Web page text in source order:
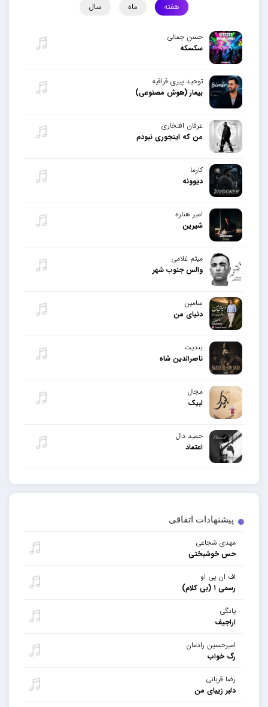
پیشنهادات اتفاقی
مهدی شجاعی
حس خوشبختی
اف ان پی او
رسمی ۱ (بی کلام)
یانگی
اراجیف
امیرحسین رادمان
رگ خواب
رضا قربانی
دلبر زیبای من
هفته ماه سال
حسن جمالی
سکسکه
توحید پیری قراقیه
بیمار (هوش مصنوعی)
عرفان افتخاری
من که اینجوری نبودم
کارما
دیوونه
امیر هناره
شیرین
میثم غلامی
والس جنوب شهر
سامین
دنیای من
بندیت
ناصرالدین شاه
مجال
لبیک
حمید دال
اعتماد